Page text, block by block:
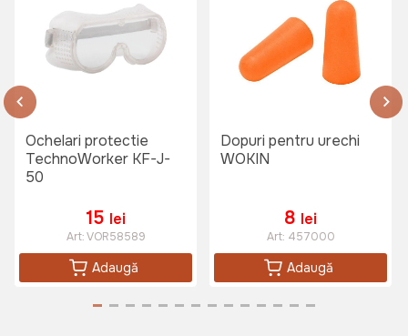
Casca de protectie Wokin
120 lei
Masca dubla de protectie TATTA
TT-MP
Art:TT-MP
Ochelari protectie
TechnoWorker KF-J-
50
15 lei
Art:VOR58589
Adaugă
Dopuri pentru urechi
WOKIN
8 lei
Art: 457000
Adaugă